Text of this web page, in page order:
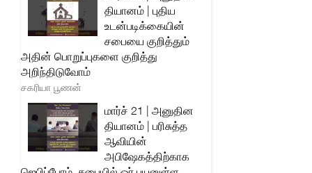
தியானம் | புதிய
உடன்படிக்கையின்
சபையை குறித்தும்
அதின் பொறுப்புகளை குறித்து
அறிந்திடுவோம்
சகரியா பூணன்
மார்ச் 21 | அனுதின
தியானம் | பரிசுத்த
ஆவியின்
அபிஷேகத்திற்காக